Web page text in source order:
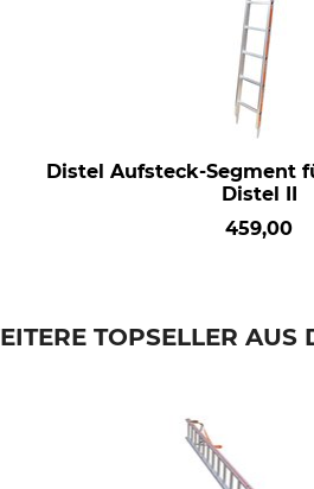
Distel Aufsteck-Segment
Distel II
459,00
TOPSELLER AUS